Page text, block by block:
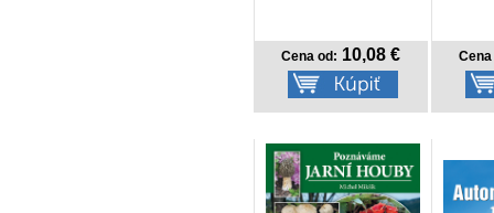
Cena od: 10,08 €